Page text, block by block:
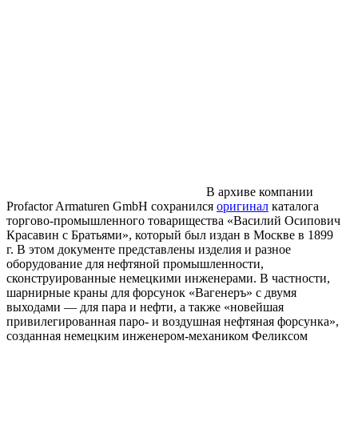
В архиве компании
Profactor Armaturen GmbH сохранился оригинал каталога
торгово-промышленного товарищества «Василий Осипович
Красавин с Братьями», который был издан в Москве в 1899
г. В этом документе представлены изделия и разное
оборудование для нефтяной промышленности,
сконструированные немецкими инженерами. В частности,
шарнирные краны для форсунок «Вагенеръ» с двумя
выходами — для пара и нефти, а также «новейшая
привилегированная паро- и воздушная нефтяная форсунка»,
созданная немецким инженером-механиком Феликсом